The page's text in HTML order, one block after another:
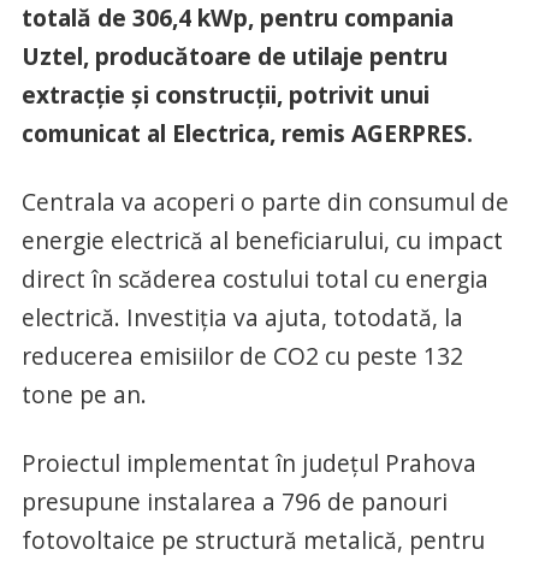
totală de 306,4 kWp, pentru compania
Uztel, producătoare de utilaje pentru
extracţie şi construcţii, potrivit unui
comunicat al Electrica, remis AGERPRES.
Centrala va acoperi o parte din consumul de
energie electrică al beneficiarului, cu impact
direct în scăderea costului total cu energia
electrică. Investiţia va ajuta, totodată, la
reducerea emisiilor de CO2 cu peste 132
tone pe an.
Proiectul implementat în judeţul Prahova
presupune instalarea a 796 de panouri
fotovoltaice pe structură metalică, pentru